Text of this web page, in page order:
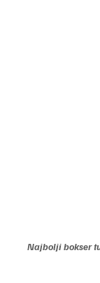
Najbolji bokser